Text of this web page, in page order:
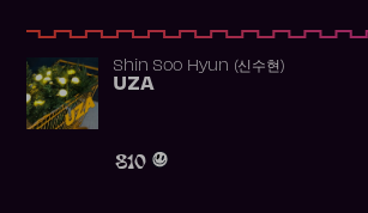
Shin Soo Hyun (신수현)
UZA
810